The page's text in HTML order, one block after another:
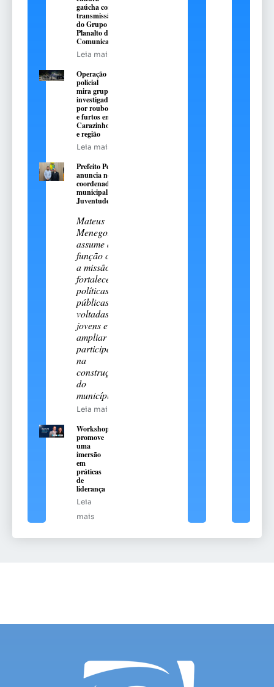
gaúcha com
transmissão
do Grupo
Planalto de
Comunicação
Leia mais
Operação
policial
mira grupo
investigado
por roubos
e furtos em
Carazinho
e região
Leia mais
Prefeito Pedro
anuncia novo
coordenador
municipal da
Juventude
Mateus
Menegotto
assume a
função com
a missão de
fortalecer
políticas
públicas
voltadas aos
jovens e
ampliar sua
participação
na
construção
do
município
Leia mais
Workshop
promove
uma
imersão
em
práticas
de
liderança
Leia
mais